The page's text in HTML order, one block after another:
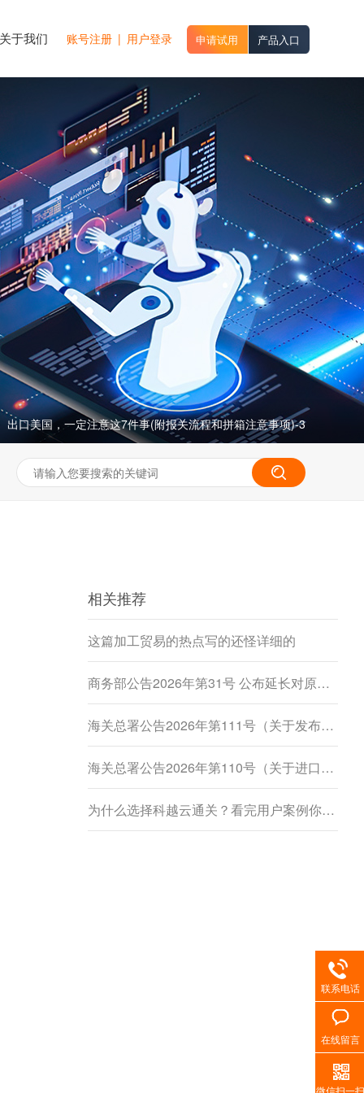
关于我们 账号注册 | 用户登录 申请试用 产品入口
出口美国，一定注意这7件事(附报关流程和拼箱注意事项)-3
相关推荐
这篇加工贸易的热点写的还怪详细的
商务部公告2026年第31号 公布延长对原产于加拿大的进口豌豆淀粉反倾销调查期限决定
海关总署公告2026年第111号（关于发布《进出境动植物检疫处理监督管理工作规定》《进出境卫生处理监督管理工作规定》的公告）
海关总署公告2026年第110号（关于进口柬埔寨鲜食菠萝蜜植物检疫要求的公告）
为什么选择科越云通关？看完用户案例你就懂了
联系电话
在线留言
微信扫一扫